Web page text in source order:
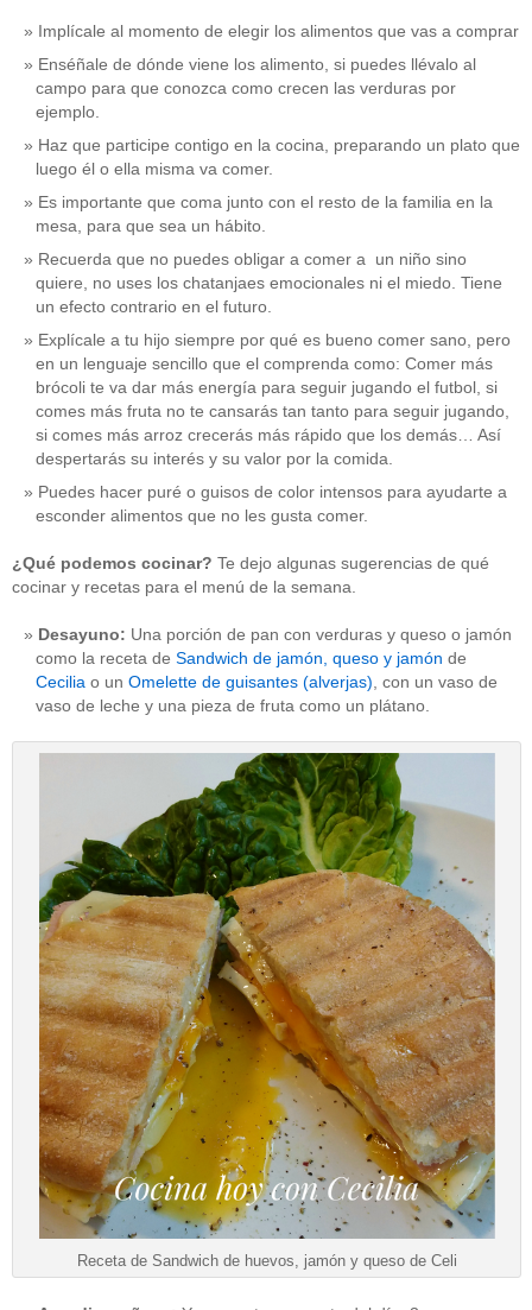
Implícale al momento de elegir los alimentos que vas a comprar
Enséñale de dónde viene los alimento, si puedes llévalo al
campo para que conozca como crecen las verduras por
ejemplo.
Haz que participe contigo en la cocina, preparando un plato que
luego él o ella misma va comer.
Es importante que coma junto con el resto de la familia en la
mesa, para que sea un hábito.
Recuerda que no puedes obligar a comer a un niño sino
quiere, no uses los chatanjaes emocionales ni el miedo. Tiene
un efecto contrario en el futuro.
Explícale a tu hijo siempre por qué es bueno comer sano, pero
en un lenguaje sencillo que el comprenda como: Comer más
brócoli te va dar más energía para seguir jugando el futbol, si
comes más fruta no te cansarás tan tanto para seguir jugando,
si comes más arroz crecerás más rápido que los demás… Así
despertarás su interés y su valor por la comida.
Puedes hacer puré o guisos de color intensos para ayudarte a
esconder alimentos que no les gusta comer.
¿Qué podemos cocinar? Te dejo algunas sugerencias de qué
cocinar y recetas para el menú de la semana.
Desayuno: Una porción de pan con verduras y queso o jamón
como la receta de Sandwich de jamón, queso y jamón de
Cecilia o un Omelette de guisantes (alverjas), con un vaso de
vaso de leche y una pieza de fruta como un plátano.
Receta de Sandwich de huevos, jamón y queso de Celi